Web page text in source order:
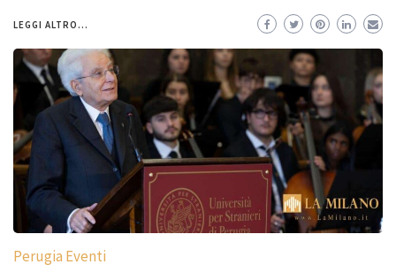
LEGGI ALTRO...
Perugia Eventi